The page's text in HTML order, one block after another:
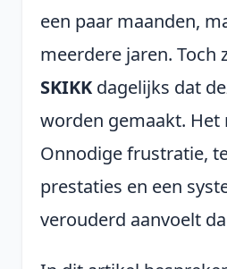
een paar maanden,
meerdere jaren. Toch
SKIKK dagelijks dat
worden gemaakt. Het
Onnodige frustratie,
prestaties en een
verouderd aanvoelt